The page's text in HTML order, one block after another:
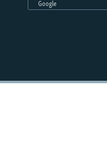
СИБИРЬ.РЕАЛИИ
Google